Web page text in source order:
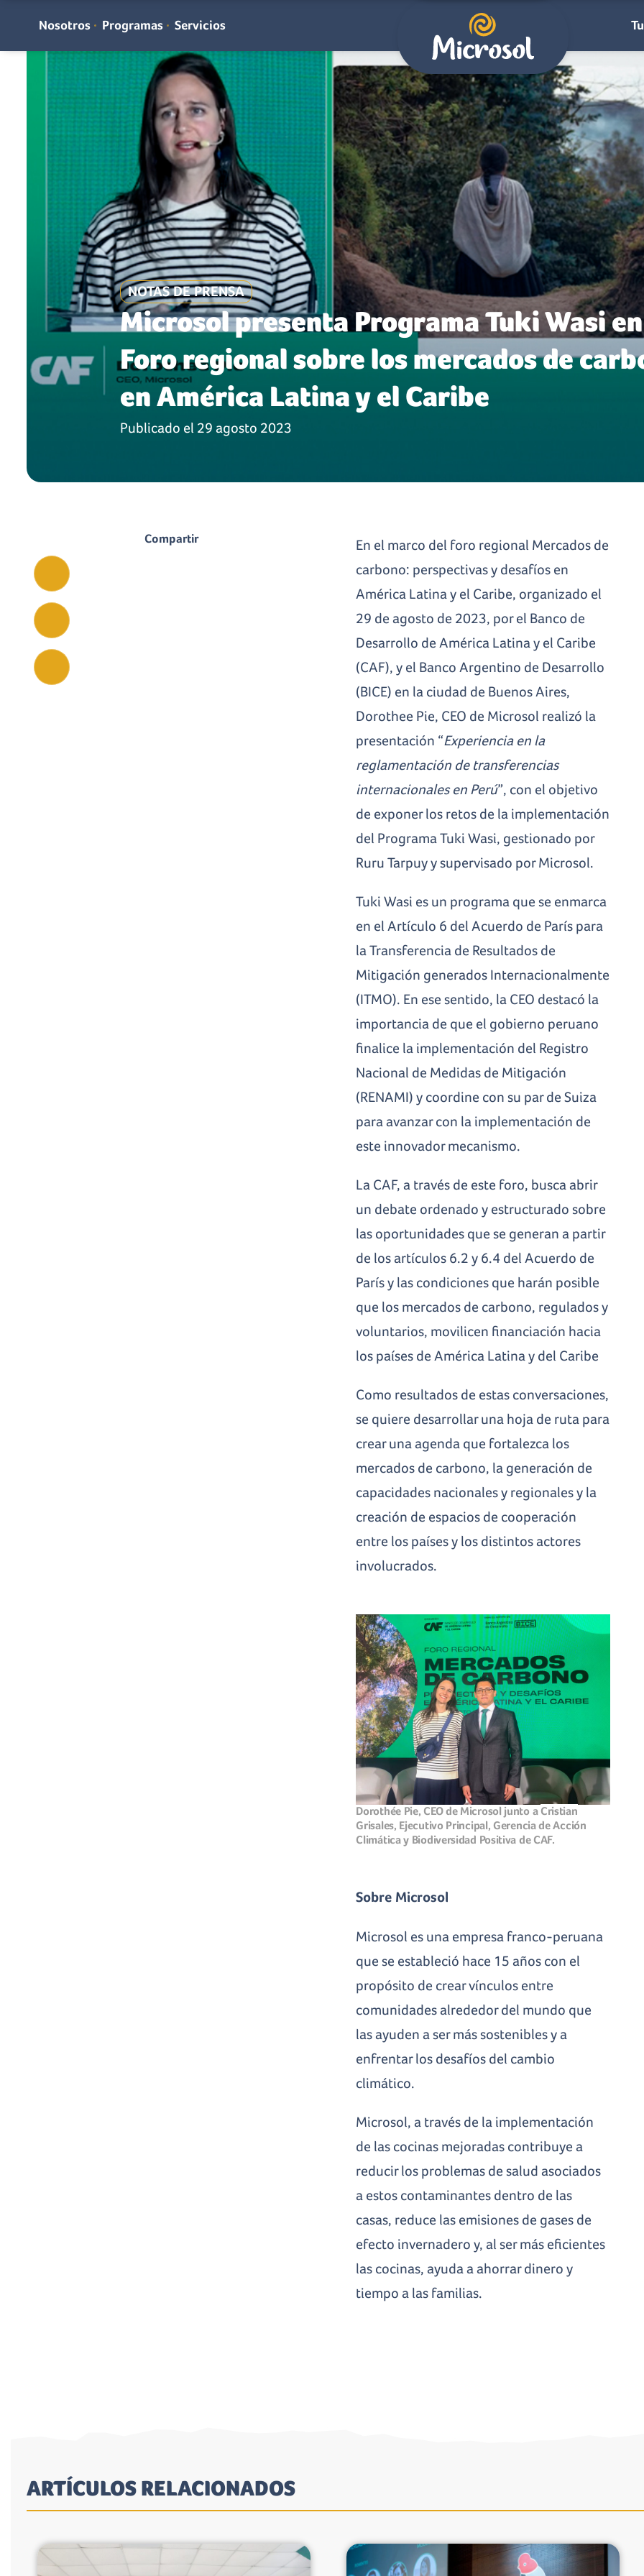
Nosotros Programas Servicios
NOTAS DE PRENSA
Microsol presenta Programa Tuki Wasi en
Foro regional sobre los mercados de
en América Latina y el Caribe
Publicado el 29 agosto 2023
Compartir
En el marco del foro regional Mercados de
carbono: perspectivas y desafíos en
América Latina y el Caribe, organizado el
29 de agosto de 2023, por el Banco de
Desarrollo de América Latina y el Caribe
(CAF), y el Banco Argentino de Desarrollo
(BICE) en la ciudad de Buenos Aires,
Dorothee Pie, CEO de Microsol realizó la
presentación “Experiencia en la
reglamentación de transferencias
internacionales en Perú”, con el objetivo
de exponer los retos de la implementación
del Programa Tuki Wasi, gestionado por
Ruru Tarpuy y supervisado por Microsol.
Tuki Wasi es un programa que se enmarca
en el Artículo 6 del Acuerdo de París para
la Transferencia de Resultados de
Mitigación generados Internacionalmente
(ITMO). En ese sentido, la CEO destacó la
importancia de que el gobierno peruano
finalice la implementación del Registro
Nacional de Medidas de Mitigación
(RENAMI) y coordine con su par de Suiza
para avanzar con la implementación de
este innovador mecanismo.
La CAF, a través de este foro, busca abrir
un debate ordenado y estructurado sobre
las oportunidades que se generan a partir
de los artículos 6.2 y 6.4 del Acuerdo de
París y las condiciones que harán posible
que los mercados de carbono, regulados y
voluntarios, movilicen financiación hacia
los países de América Latina y del Caribe
Como resultados de estas conversaciones,
se quiere desarrollar una hoja de ruta para
crear una agenda que fortalezca los
mercados de carbono, la generación de
capacidades nacionales y regionales y la
creación de espacios de cooperación
entre los países y los distintos actores
involucrados.
Dorothée Pie, CEO de Microsol junto a Cristian
Grisales, Ejecutivo Principal, Gerencia de Acción
Climática y Biodiversidad Positiva de CAF.
Sobre Microsol
Microsol es una empresa franco-peruana
que se estableció hace 15 años con el
propósito de crear vínculos entre
comunidades alrededor del mundo que
las ayuden a ser más sostenibles y a
enfrentar los desafíos del cambio
climático.
Microsol, a través de la implementación
de las cocinas mejoradas contribuye a
reducir los problemas de salud asociados
a estos contaminantes dentro de las
casas, reduce las emisiones de gases de
efecto invernadero y, al ser más eficientes
las cocinas, ayuda a ahorrar dinero y
tiempo a las familias.
ARTÍCULOS RELACIONADOS